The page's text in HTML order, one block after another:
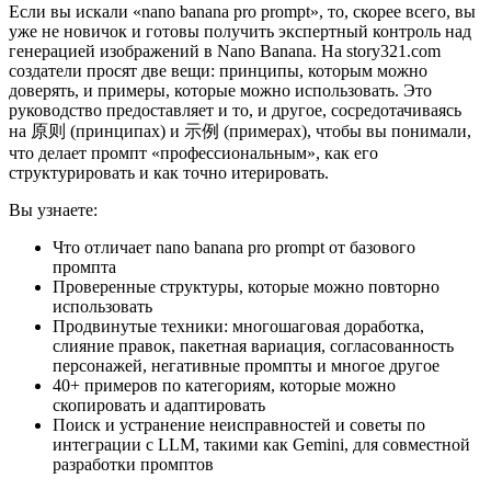
Если вы искали «nano banana pro prompt», то, скорее всего, вы
уже не новичок и готовы получить экспертный контроль над
генерацией изображений в Nano Banana. На story321.com
создатели просят две вещи: принципы, которым можно
доверять, и примеры, которые можно использовать. Это
руководство предоставляет и то, и другое, сосредотачиваясь
на 原则 (принципах) и 示例 (примерах), чтобы вы понимали,
что делает промпт «профессиональным», как его
структурировать и как точно итерировать.
Вы узнаете:
Что отличает nano banana pro prompt от базового
промпта
Проверенные структуры, которые можно повторно
использовать
Продвинутые техники: многошаговая доработка,
слияние правок, пакетная вариация, согласованность
персонажей, негативные промпты и многое другое
40+ примеров по категориям, которые можно
скопировать и адаптировать
Поиск и устранение неисправностей и советы по
интеграции с LLM, такими как Gemini, для совместной
разработки промптов